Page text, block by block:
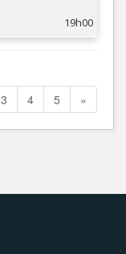
19h00
3 4 5 »